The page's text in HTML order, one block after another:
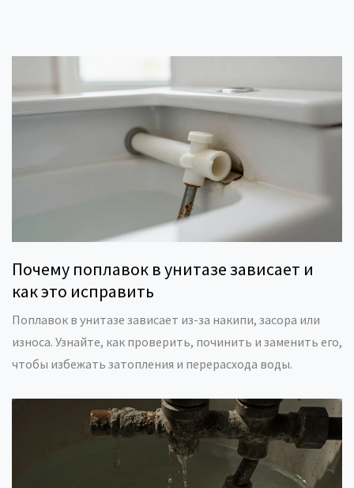
Почему поплавок в унитазе зависает и
как это исправить
Поплавок в унитазе зависает из-за накипи, засора или
износа. Узнайте, как проверить, починить и заменить его,
чтобы избежать затопления и перерасхода воды.